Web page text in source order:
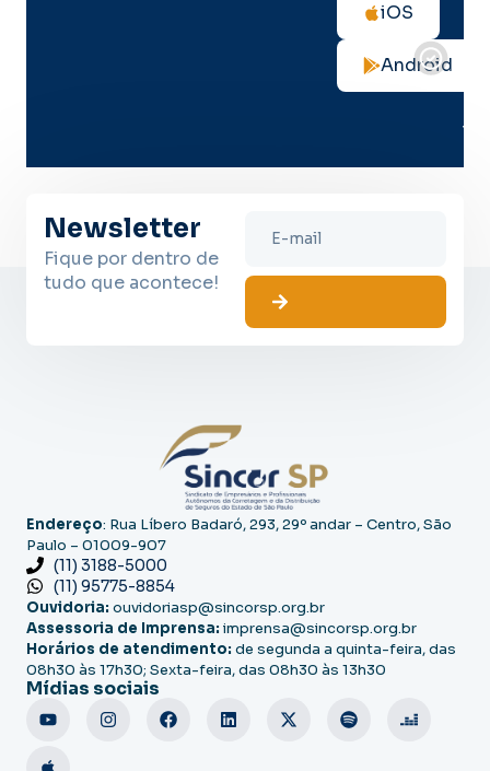
iOS
Android
no
Newsletter
Fique por dentro de
tudo que acontece!
Endereço: Rua Líbero Badaró, 293, 29º andar – Centro, São
Paulo – 01009-907
(11) 3188-5000
(11) 95775-8854
Ouvidoria: ouvidoriasp@sincorsp.org.br
Assessoria de Imprensa: imprensa@sincorsp.org.br
Horários de atendimento: de segunda a quinta-feira, das
08h30 às 17h30; Sexta-feira, das 08h30 às 13h30
Mídias sociais